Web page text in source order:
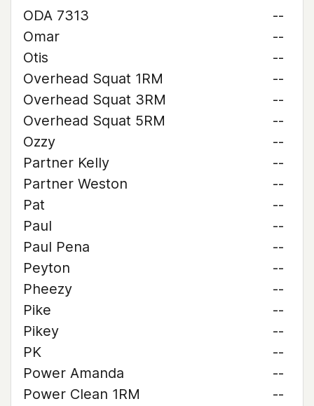
ODA 7313
--
Omar
--
Otis
--
Overhead Squat 1RM
--
Overhead Squat 3RM
--
Overhead Squat 5RM
--
Ozzy
--
Partner Kelly
--
Partner Weston
--
Pat
--
Paul
--
Paul Pena
--
Peyton
--
Pheezy
--
Pike
--
Pikey
--
PK
--
Power Amanda
--
Power Clean 1RM
--